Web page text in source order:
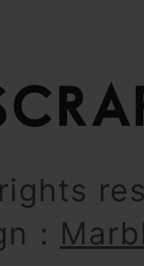
rights
：